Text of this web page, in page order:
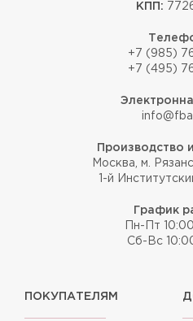
КПП:
+7 (985)
+7 (495)
Производство
Москва, м.
1-й
График
Пн-Пт
Сб-Вс
ПОКУПАТЕЛЯМ